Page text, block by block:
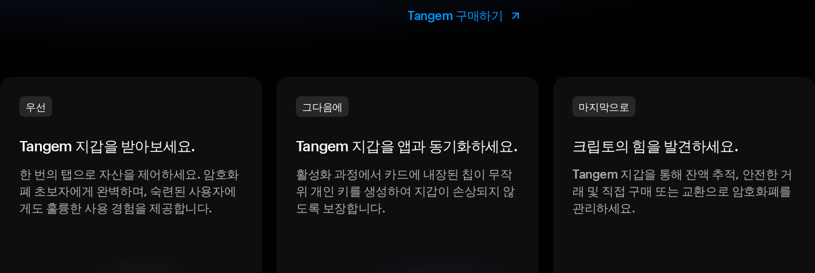
Tangem 구매하기
우선
Tangem 지갑을 받아보세요.
한 번의 탭으로 자산을 제어하세요. 암호화
폐 초보자에게 완벽하며, 숙련된 사용자에
게도 훌륭한 사용 경험을 제공합니다.
그다음에
Tangem 지갑을 앱과 동기화하세요.
활성화 과정에서 카드에 내장된 칩이 무작
위 개인 키를 생성하여 지갑이 손상되지 않
도록 보장합니다.
마지막으로
크립토의 힘을 발견하세요.
Tangem 지갑을 통해 잔액 추적, 안전한 거
래 및 직접 구매 또는 교환으로 암호화폐를
관리하세요.